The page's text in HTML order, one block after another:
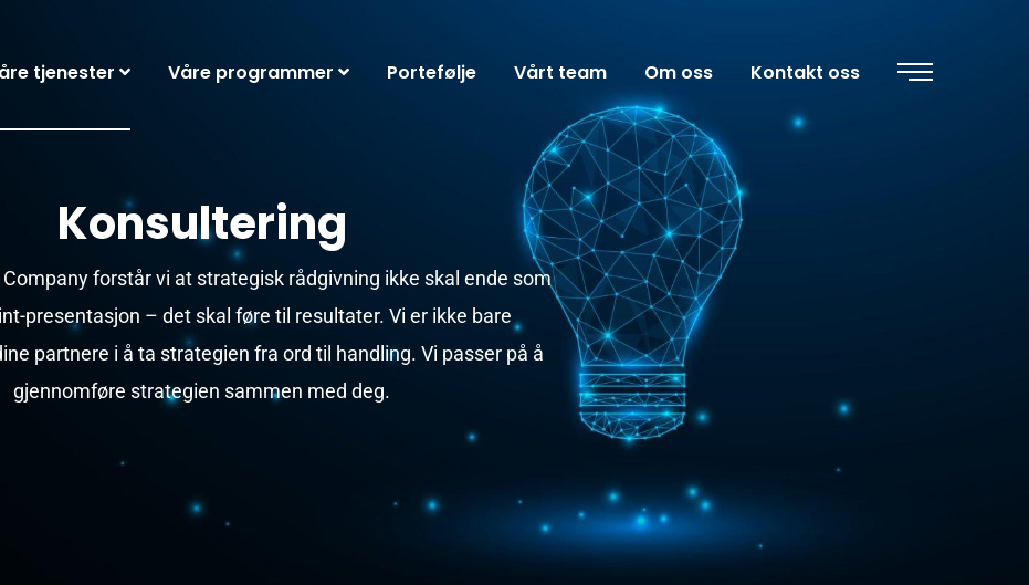
tjenester Våre programmer Portefølje Vårt team Om oss Kontakt oss
Konsultering
forstår vi at strategisk rådgivning ikke skal ende som
presentasjon – det skal føre til resultater. Vi er ikke bare
partnere i å ta strategien fra ord til handling. Vi passer på å
gjennomføre strategien sammen med deg.